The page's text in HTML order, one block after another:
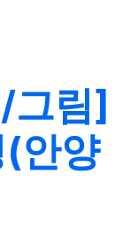
1)에 대해
그림]
안양